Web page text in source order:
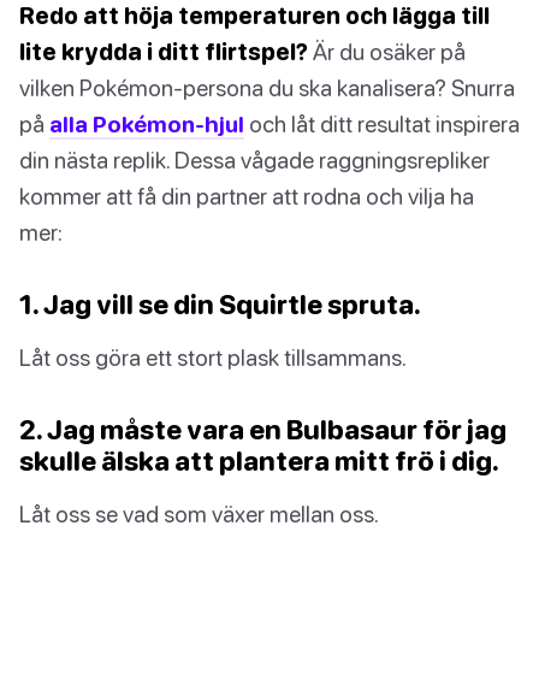
Redo att höja temperaturen och lägga till
lite krydda i ditt flirtspel?Är du osäker på
vilken Pokémon-persona du ska kanalisera? Snurra
på alla Pokémon-hjul och låt ditt resultat inspirera
din nästa replik. Dessa vågade raggningsrepliker
kommer att få din partner att rodna och vilja ha
mer:
1. Jag vill se din Squirtle spruta.
Låt oss göra ett stort plask tillsammans.
2. Jag måste vara en Bulbasaur för jag
skulle älska att plantera mitt frö i dig.
Låt oss se vad som växer mellan oss.